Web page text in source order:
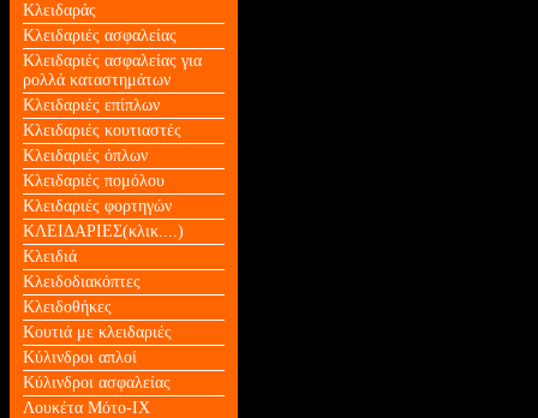
Κλειδαράς
Κλειδαριές ασφαλείας
Κλειδαριές ασφαλείας για
ρολλά καταστημάτων
Κλειδαριές επίπλων
Κλειδαριές κουτιαστές
Κλειδαριές όπλων
Κλειδαριές πομόλου
Κλειδαριές φορτηγών
ΚΛΕΙΔΑΡΙΕΣ(κλικ....)
Κλειδιά
Κλειδοδιακόπτες
Κλειδοθήκες
Κουτιά με κλειδαριές
Κύλινδροι απλοί
Κύλινδροι ασφαλείας
Λουκέτα Mότο-ΙΧ